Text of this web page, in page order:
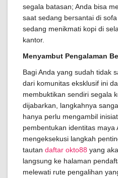
segala batasan; Anda bisa
saat sedang bersantai di
sedang menikmati kopi di
kantor.
Menyambut Pengalaman
Bagi Anda yang sudah tidak
dari komunitas eksklusif ini
membuktikan sendiri segala
dijabarkan, langkahnya
hanya perlu mengambil
pembentukan identitas maya
mengeksekusi langkah
tautan daftar okto88 yang
langsung ke halaman
melewati rute pengalihan